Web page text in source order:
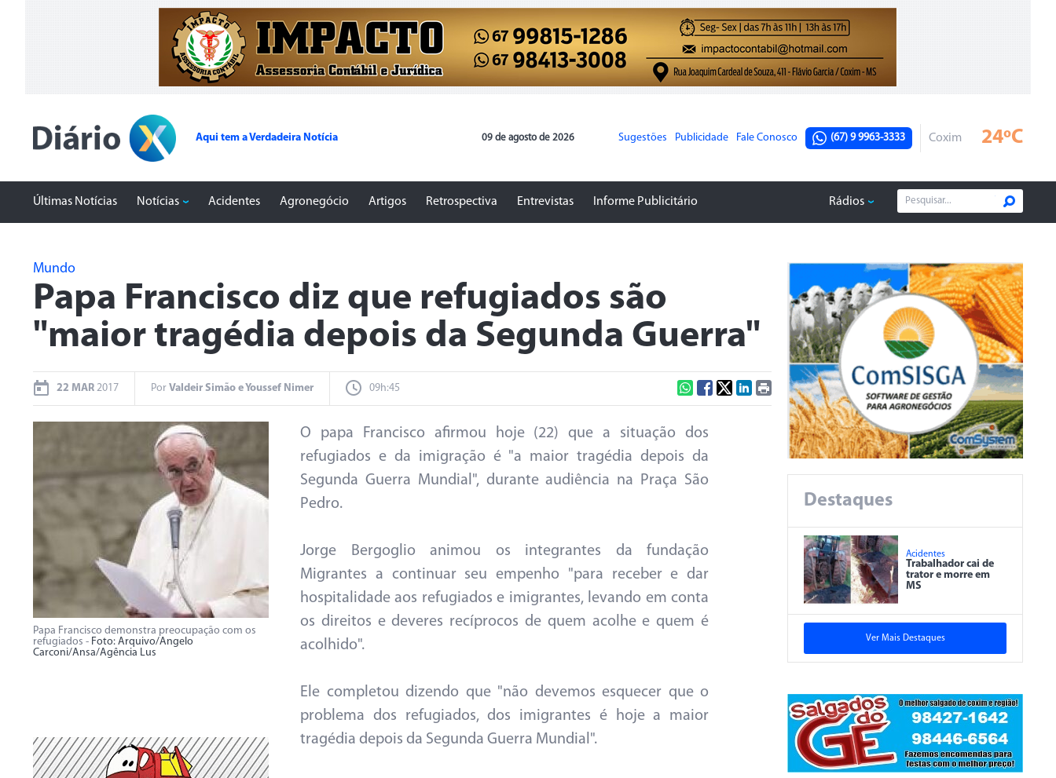
Aqui tem a Verdadeira Notícia 09 de agosto de 2026 Sugestões Publicidade Fale Conosco (67) 9 9963-3333 Coxim 24ºC
Últimas Notícias Notícias Acidentes Agronegócio Artigos Retrospectiva Entrevistas Informe Publicitário Rádios
Mundo
Papa Francisco diz que refugiados são
"maior tragédia depois da Segunda Guerra"
22 MAR 2017 Por Valdeir Simão e Youssef Nimer 09h:45
Papa Francisco demonstra preocupação com os
refugiados - Foto: Arquivo/Angelo
Carconi/Ansa/Agência Lus
O papa Francisco afirmou hoje (22) que a situação dos
refugiados e da imigração é "a maior tragédia depois da
Segunda Guerra Mundial", durante audiência na Praça São
Pedro.
Jorge Bergoglio animou os integrantes da fundação
Migrantes a continuar seu empenho "para receber e dar
hospitalidade aos refugiados e imigrantes, levando em conta
os direitos e deveres recíprocos de quem acolhe e quem é
acolhido".
Ele completou dizendo que "não devemos esquecer que o
problema dos refugiados, dos imigrantes é hoje a maior
tragédia depois da Segunda Guerra Mundial".
Destaques
Acidentes
Trabalhador cai de
trator e morre em
MS
Ver Mais Destaques